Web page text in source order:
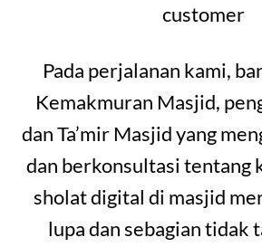
customer
Pada perjalanan kami,
Kemakmuran Masjid,
dan Ta’mir Masjid yang
dan berkonsultasi tentang
sholat digital di masjid
lupa dan sebagian tidak